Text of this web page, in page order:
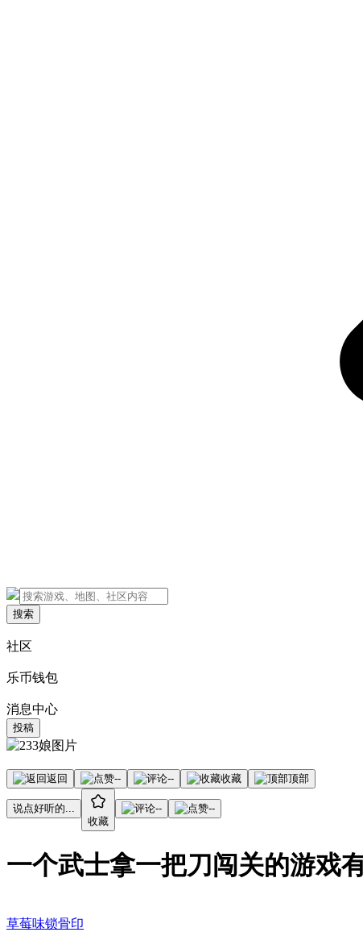
搜索
社区
乐币钱包
消息中心
投稿
返回 -- -- 收藏 顶部
说点好听的...
收藏
-- --
一个武士拿一把刀闯关的游戏
草莓味锁骨印